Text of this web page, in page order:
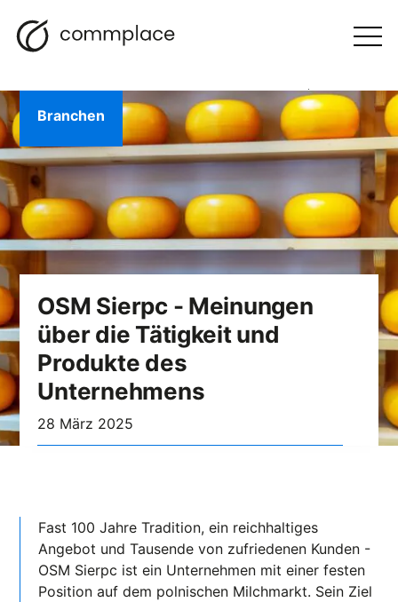
Zum
Inhalt
Navigation
BLOGGEN
OSM Sierpc - Meinungen
über die Tätigkeit und
Produkte des
Unternehmens
28 März 2025
Branchen
Fast 100 Jahre Tradition, ein reichhaltiges
Angebot und Tausende von zufriedenen Kunden -
OSM Sierpc ist ein Unternehmen mit einer festen
Position auf dem polnischen Milchmarkt. Sein Ziel